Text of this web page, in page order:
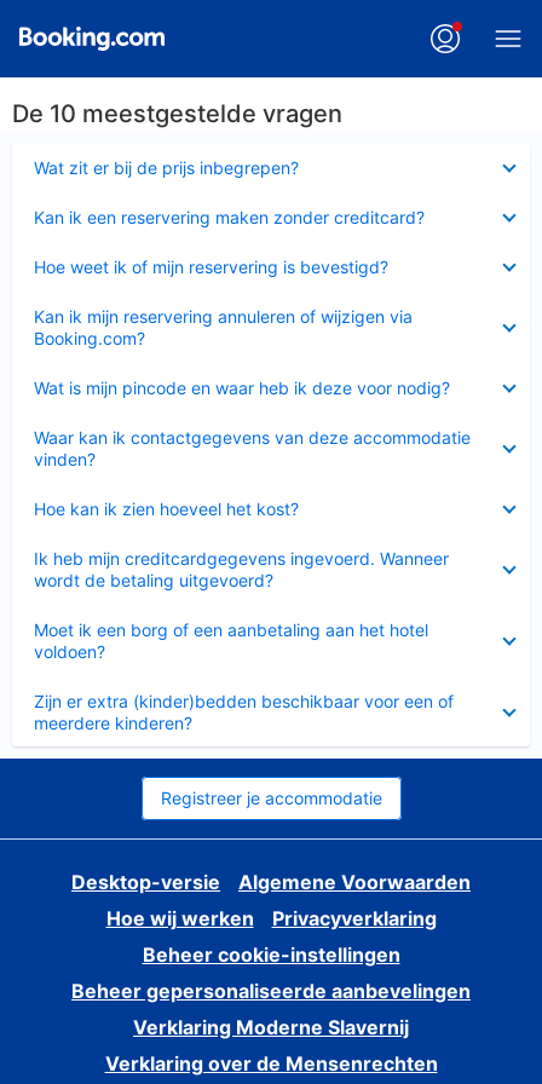
De 10 meestgestelde vragen
Wat zit er bij de prijs inbegrepen?
Kan ik een reservering maken zonder creditcard?
Hoe weet ik of mijn reservering is bevestigd?
Kan ik mijn reservering annuleren of wijzigen via
Booking.com?
Wat is mijn pincode en waar heb ik deze voor nodig?
Waar kan ik contactgegevens van deze accommodatie
vinden?
Hoe kan ik zien hoeveel het kost?
Ik heb mijn creditcardgegevens ingevoerd. Wanneer
wordt de betaling uitgevoerd?
Moet ik een borg of een aanbetaling aan het hotel
voldoen?
Zijn er extra (kinder)bedden beschikbaar voor een of
meerdere kinderen?
Registreer je accommodatie
Desktop-versie
Algemene Voorwaarden
Hoe wij werken
Privacyverklaring
Beheer cookie-instellingen
Beheer gepersonaliseerde aanbevelingen
Verklaring Moderne Slavernij
Verklaring over de Mensenrechten